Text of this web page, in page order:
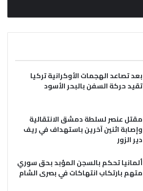
بعد تصاعد الهجمات الأوكرانية تركيا
تقيد حركة السفن بالبحر الأسود
مقتل عنصر لسلطة دمشق الانتقالية
وإصابة اثنين آخرين باستهداف في ريف
دير الزور
ألمانيا تحكم بالسجن المؤبد بحق سوري
متهم بارتكاب انتهاكات في بصرى الشام